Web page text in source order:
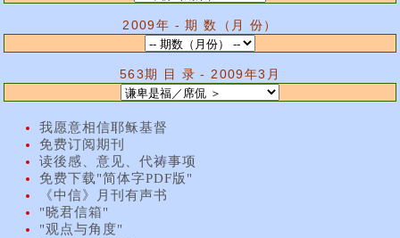
2009年 - 期 数（月 份）
563期 目 录 - 2009年3月
我愿意相信耶稣基督
免费订阅期刊
读後感、意见、代祷事项
免费下载"简体字PDF版"
《中信》月刊有声书
"晓君信箱"
"观点与角度"